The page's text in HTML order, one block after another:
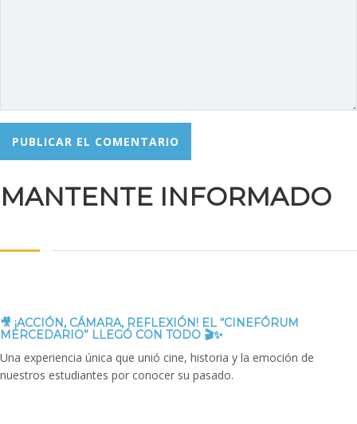
MANTENTE INFORMADO
🎥 ¡ACCIÓN, CÁMARA, REFLEXIÓN! EL “CINEFÓRUM
MERCEDARIO” LLEGÓ CON TODO 🎬✨
Una experiencia única que unió cine, historia y la emoción de
nuestros estudiantes por conocer su pasado.